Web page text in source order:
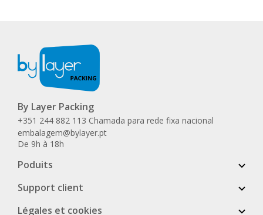
By Layer Packing
+351 244 882 113 Chamada para rede fixa nacional
embalagem@bylayer.pt
De 9h à 18h
Poduits
Support client
Légales et cookies